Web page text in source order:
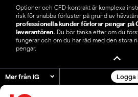
Optioner och CFD-kontrakt är komplexa
risk för snabba förluster på grund av
professionella kunder förlorar pengar på
leverantören. Du bör tänka efter om du
fungerar och om du har råd med den stora
pengar.
Mer från IG Logga